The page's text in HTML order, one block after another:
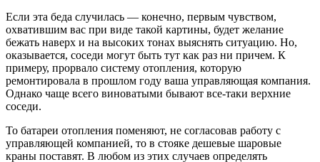
Если эта беда случилась — конечно, первым чувством,
охватившим вас при виде такой картины, будет желание
бежать наверх и на высоких тонах выяснять ситуацию. Но,
оказывается, соседи могут быть тут как раз ни причем. К
примеру, прорвало систему отопления, которую
ремонтировала в прошлом году ваша управляющая компания.
Однако чаще всего виноватыми бывают все-таки верхние
соседи.
То батареи отопления поменяют, не согласовав работу с
управляющей компанией, то в стояке дешевые шаровые
краны поставят. В любом из этих случаев определять